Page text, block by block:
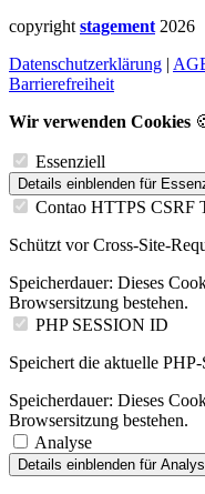
copyright stagement 2026
Datenschutzerklärung |
Barrierefreiheit
Wir verwenden Cookies
Essenziell
Details einblenden für
Contao HTTPS CSRF
Schützt vor Cross-Site-
Speicherdauer: Dieses
Browsersitzung bestehen.
PHP SESSION ID
Speichert die aktuelle PHP-
Speicherdauer: Dieses
Browsersitzung bestehen.
Analyse
Details einblenden für